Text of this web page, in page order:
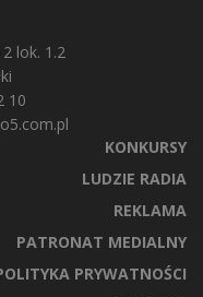
lok. 1.2
10
KONKURSY
LUDZIE RADIA
REKLAMA
PATRONAT MEDIALNY
PRYWATNOŚCI